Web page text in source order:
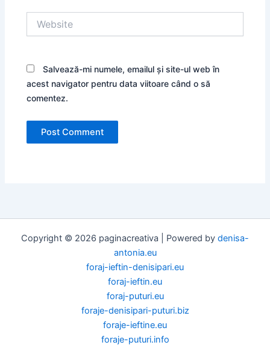
Salvează-mi numele, emailul și site-ul web în
acest navigator pentru data viitoare când o să
comentez.
Copyright © 2026 paginacreativa | Powered by denisa-
antonia.eu
foraj-ieftin-denisipari.eu
foraj-ieftin.eu
foraj-puturi.eu
foraje-denisipari-puturi.biz
foraje-ieftine.eu
foraje-puturi.info